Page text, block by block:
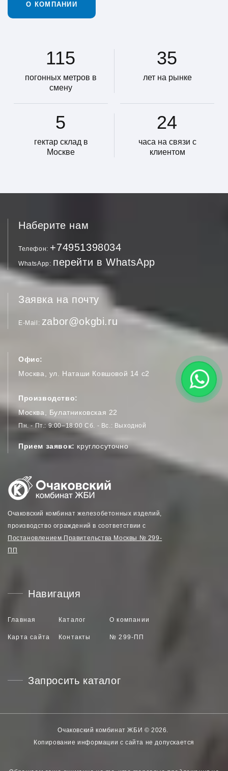
О КОМПАНИИ
115
погонных метров в
смену
35
лет на рынке
5
гектар склад в
Москве
24
часа на связи с
клиентом
Наберите нам
Телефон +74951398034
WhatsApp перейти в WhatsApp
Заявка на почту
E-Mail zabor@okgbi.ru
Офис:
Москва, ул. Наташи Ковшовой 14 с2
Производство:
Москва, Булатниковская 22
Пн. - Пт. 9:00–18:00 Сб. - Вс. Выходной
Прием заявок: круглосуточно
Очаковский комбинат железобетонных изделий,
производство ограждений в соответствии с
Постановлением Правительства Москвы № 299-
ПП
Навигация
Главная Каталог О компании
Карта сайта Контакты № 299-ПП
Запросить каталог
Очаковский комбинат ЖБИ © 2026.
Копирование информации с сайта не допускается